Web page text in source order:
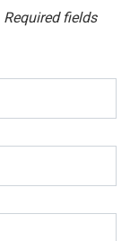
Required fields